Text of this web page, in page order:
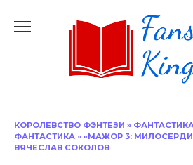
КОРОЛЕВСТВО ФЭНТЕЗИ »
ФАНТАСТИКА » «МАЖОР 3:
ВЯЧЕСЛАВ СОКОЛОВ